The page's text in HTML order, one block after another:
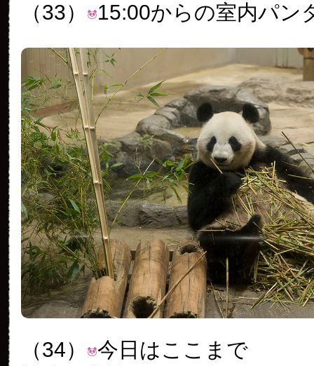
（33） 15:00からの室内パン
（34）
今日はここまで